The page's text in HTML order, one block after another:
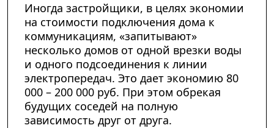
Иногда застройщики, в целях экономии
на стоимости подключения дома к
коммуникациям, «запитывают»
несколько домов от одной врезки воды
и одного подсоединения к линии
электропередач. Это дает экономию 80
000 – 200 000 руб. При этом обрекая
будущих соседей на полную
зависимость друг от друга.